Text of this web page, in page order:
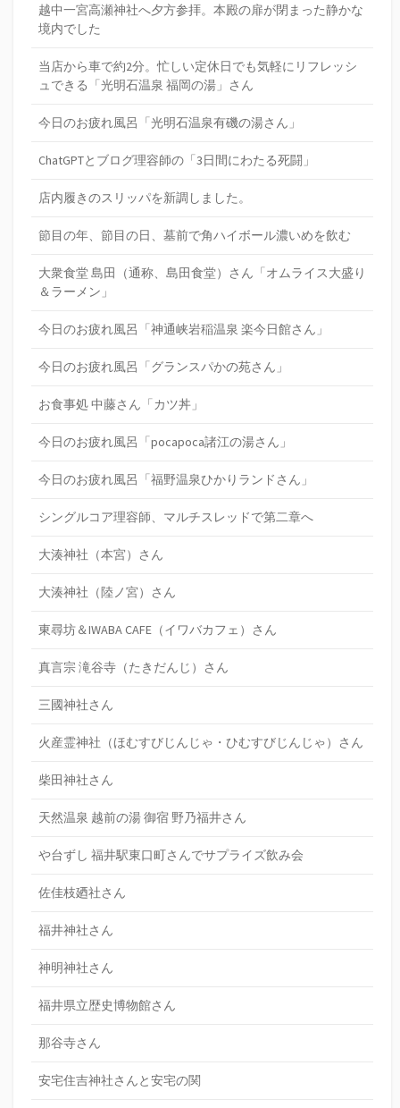
越中一宮高瀬神社へ夕方参拝。本殿の扉が閉まった静かな
境内でした
当店から車で約2分。忙しい定休日でも気軽にリフレッシ
ュできる「光明石温泉 福岡の湯」さん
今日のお疲れ風呂「光明石温泉有磯の湯さん」
ChatGPTとブログ理容師の「3日間にわたる死闘」
店内履きのスリッパを新調しました。
節目の年、節目の日、墓前で角ハイボール濃いめを飲む
大衆食堂 島田（通称、島田食堂）さん「オムライス大盛り
＆ラーメン」
今日のお疲れ風呂「神通峡岩稲温泉 楽今日館さん」
今日のお疲れ風呂「グランスパかの苑さん」
お食事処 中藤さん「カツ丼」
今日のお疲れ風呂「pocapoca諸江の湯さん」
今日のお疲れ風呂「福野温泉ひかりランドさん」
シングルコア理容師、マルチスレッドで第二章へ
大湊神社（本宮）さん
大湊神社（陸ノ宮）さん
東尋坊＆IWABA CAFE（イワバカフェ）さん
真言宗 滝谷寺（たきだんじ）さん
三國神社さん
火産霊神社（ほむすびじんじゃ・ひむすびじんじゃ）さん
柴田神社さん
天然温泉 越前の湯 御宿 野乃福井さん
や台ずし 福井駅東口町さんでサプライズ飲み会
佐佳枝廼社さん
福井神社さん
神明神社さん
福井県立歴史博物館さん
那谷寺さん
安宅住吉神社さんと安宅の関